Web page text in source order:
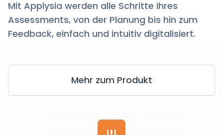
Mit Applysia werden alle Schritte Ihres
Assessments, von der Planung bis hin zum
Feedback, einfach und intuitiv digitalisiert.
Mehr zum Produkt